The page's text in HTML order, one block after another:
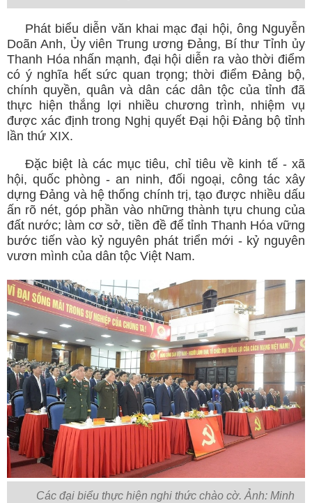
Phát biểu diễn văn khai mạc đại hội, ông Nguyễn
Doãn Anh, Ủy viên Trung ương Đảng, Bí thư Tỉnh ủy
Thanh Hóa nhấn mạnh, đại hội diễn ra vào thời điểm
có ý nghĩa hết sức quan trọng; thời điểm Đảng bộ,
chính quyền, quân và dân các dân tộc của tỉnh đã
thực hiện thắng lợi nhiều chương trình, nhiệm vụ
được xác định trong Nghị quyết Đại hội Đảng bộ tỉnh
lần thứ XIX.
Đặc biệt là các mục tiêu, chỉ tiêu về kinh tế - xã
hội, quốc phòng - an ninh, đối ngoại, công tác xây
dựng Đảng và hệ thống chính trị, tạo được nhiều dấu
ấn rõ nét, góp phần vào những thành tựu chung của
đất nước; làm cơ sở, tiền đề để tỉnh Thanh Hóa vững
bước tiến vào kỷ nguyên phát triển mới - kỷ nguyên
vươn mình của dân tộc Việt Nam.
Các đại biểu thực hiện nghi thức chào cờ. Ảnh: Minh